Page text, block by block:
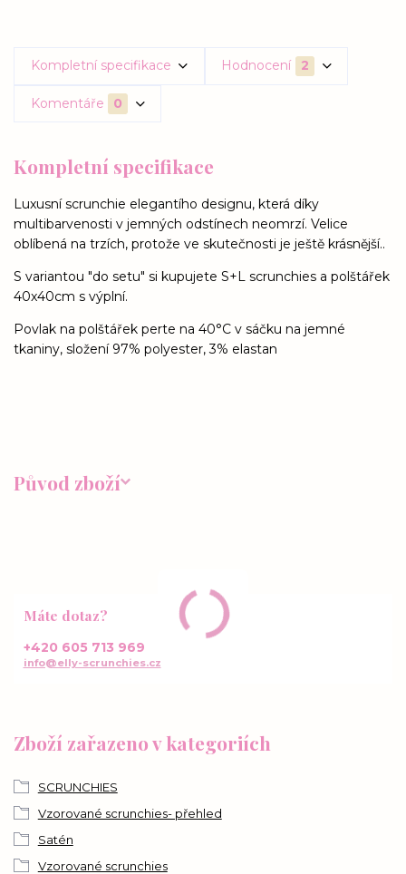
Kompletní specifikace Hodnocení 2
Komentáře 0
Kompletní specifikace
Luxusní scrunchie elegantího designu, která díky
multibarvenosti v jemných odstínech neomrzí. Velice
oblíbená na trzích, protože ve skutečnosti je ještě krásnější..
S variantou "do setu" si kupujete S+L scrunchies a polštářek
40x40cm s výplní.
Povlak na polštářek perte na 40°C v sáčku na jemné
tkaniny, složení 97% polyester, 3% elastan
Původ zboží
Zboží zařazeno v kategoriích
SCRUNCHIES
Vzorované scrunchies- přehled
Satén
Vzorované scrunchies
Máte dotaz?
+420 605 713 969
info@elly-scrunchies.cz